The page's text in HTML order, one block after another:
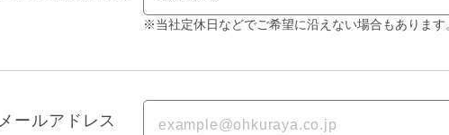
※当社定休日などでご希望に沿えない場合もあります
メールアドレス